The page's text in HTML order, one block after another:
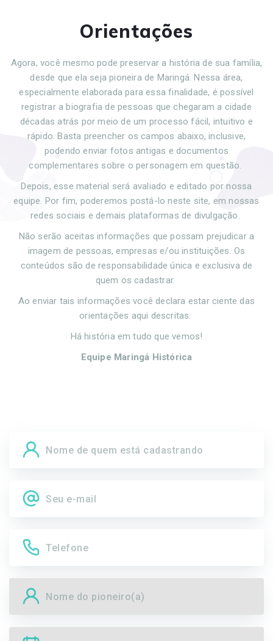
Orientações
Agora, você mesmo pode preservar a história de sua família,
desde que ela seja pioneira de Maringá. Nessa área,
especialmente elaborada para essa finalidade, é possível
registrar a biografia de pessoas que chegaram a cidade
décadas atrás por meio de um processo fácil, intuitivo e
rápido. Basta preencher os campos abaixo, inclusive,
podendo enviar fotos antigas e documentos
complementares sobre o personagem em questão.
Depois, esse material será avaliado e editado por nossa
equipe. Por fim, poderemos postá-lo neste site, em nossas
redes sociais e demais plataformas de divulgação.
Não serão aceitas informações que possam prejudicar a
imagem de pessoas, empresas e/ou instituições. Os
conteúdos são de responsabilidade única e exclusiva de
quem os cadastrar.
Ao enviar tais informações você declara estar ciente das
orientações aqui descritas.
Há história em tudo que vemos!
Equipe Maringá Histórica